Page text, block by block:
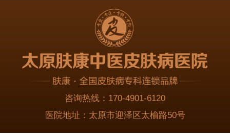
咨询热线： 170-4901-6120
医院地址： 太原市迎泽区太榆路50号